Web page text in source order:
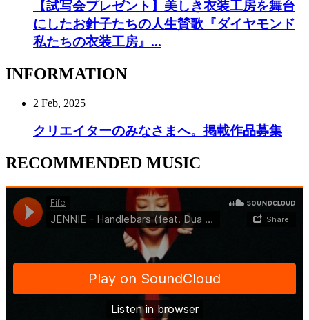
【試写会プレゼント】美しき衣装工房を舞台
にしたお針子たちの人生賛歌『ダイヤモンド
私たちの衣装工房』...
INFORMATION
2 Feb, 2025
クリエイターのみなさまへ。掲載作品募集
RECOMMENDED MUSIC